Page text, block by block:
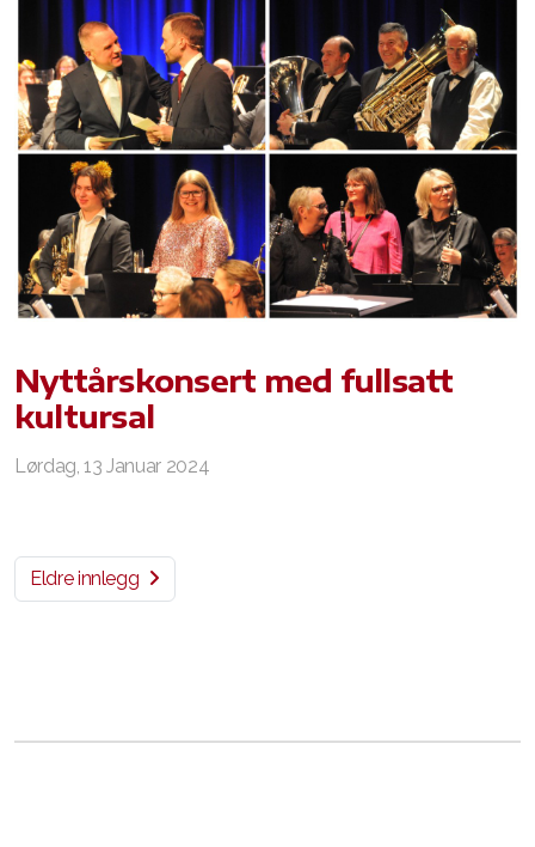
Nyttårskonsert med fullsatt
kultursal
Lørdag, 13 Januar 2024
Eldre innlegg